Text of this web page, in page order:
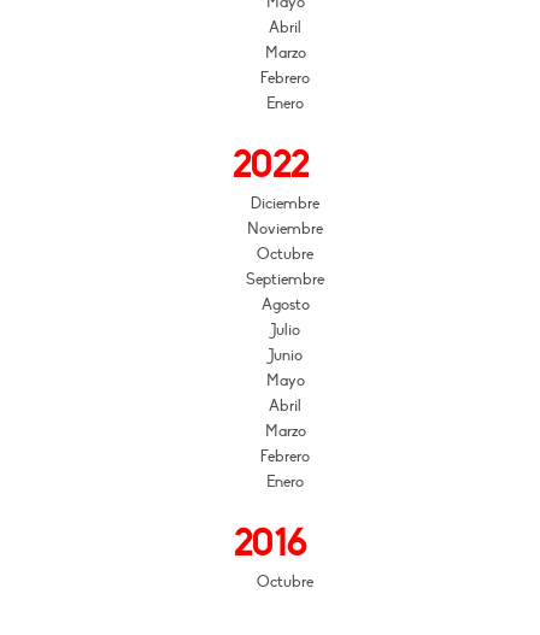
Abril
Marzo
Febrero
Enero
2022
Diciembre
Noviembre
Octubre
Septiembre
Agosto
Julio
Junio
Mayo
Abril
Marzo
Febrero
Enero
2016
Octubre